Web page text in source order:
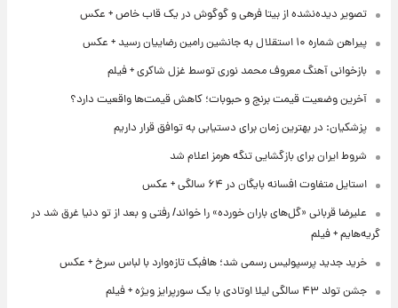
تصویر دیده‌نشده از بیتا فرهی و گوگوش در یک قاب خاص + عکس
پیراهن شماره ۱۰ استقلال به جانشین رامین رضاییان رسید + عکس
بازخوانی آهنگ معروف محمد نوری توسط غزل شاکری + فیلم
آخرین وضعیت قیمت برنج و حبوبات؛ کاهش قیمت‌ها واقعیت دارد؟
پزشکیان: در بهترین زمان برای دستیابی به توافق قرار داریم
شروط ایران برای بازگشایی تنگه هرمز اعلام شد
استایل متفاوت افسانه بایگان در ۶۴ سالگی + عکس
علیرضا قربانی «گل‌های باران خورده» را خواند/ رفتی و بعد از تو دنیا غرق شد در
گریه‌هایم + فیلم
خرید جدید پرسپولیس رسمی شد؛ هافبک تازه‌وارد با لباس سرخ + عکس
جشن تولد ۴۳ سالگی لیلا اوتادی با یک سورپرایز ویژه + فیلم